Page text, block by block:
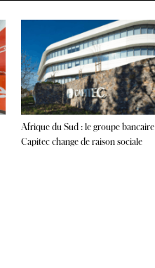
Afrique du Sud : le groupe bancaire
Capitec change de raison sociale